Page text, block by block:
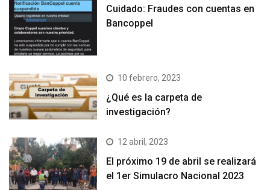
Cuidado: Fraudes con cuentas en
Bancoppel
10 febrero, 2023
¿Qué es la carpeta de
investigación?
12 abril, 2023
El próximo 19 de abril se realizará
el 1er Simulacro Nacional 2023